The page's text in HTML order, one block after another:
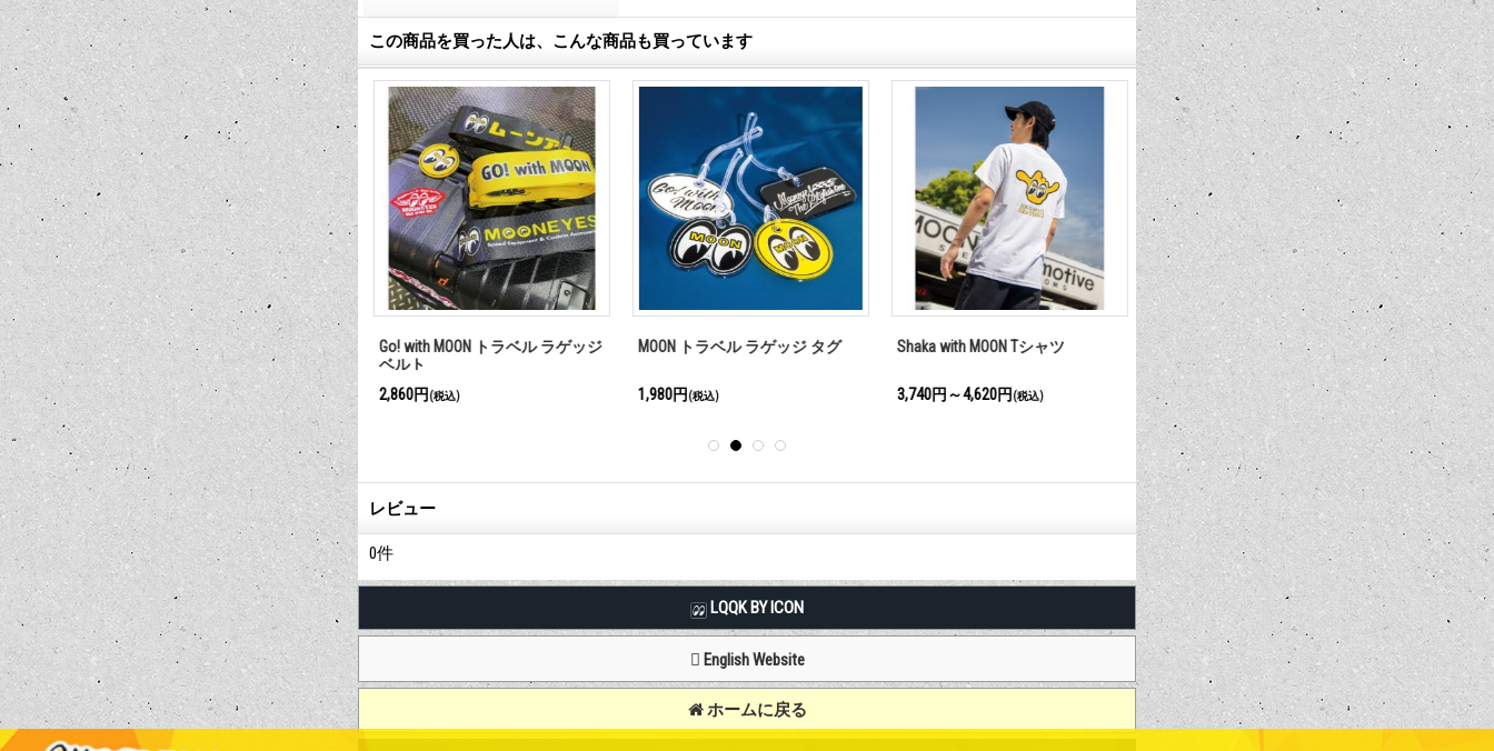
この商品を買った人は、こんな商品も買っています
スリーブ T
MOON Equipped ファブリック ポ
ケット Tシャツ
4,290円～5,170円 (税込)
Go! with MOON トラベル ラゲッジ
ベルト
2,860円(税込)
MOON トラベル ラゲッジ タグ
1,980円(税込)
Shaka with MOON Tシャツ
3,740円～4,620円(税込)
アイボール ボウ タイ ビブ
1,980円 (税込)
MOON ア
ャツ
6,820円～
レビュー
0件
LQQK BY ICON
English Website
ホームに戻る